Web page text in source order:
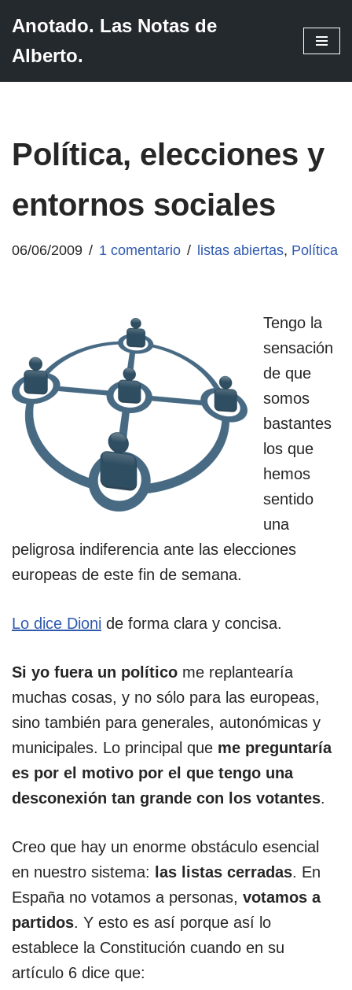
Saltar
Anotado. Las Notas de
Alberto.
Política, elecciones y
entornos sociales
06/06/2009 1 comentario listas abiertas, Política
Tengo la
sensación
de que
somos
bastantes
los que
hemos
sentido
una
peligrosa indiferencia ante las elecciones
europeas de este fin de semana.
Lo dice Dioni de forma clara y concisa.
Si yo fuera un político me replantearía
muchas cosas, y no sólo para las europeas,
sino también para generales, autonómicas y
municipales. Lo principal que me preguntaría
es por el motivo por el que tengo una
desconexión tan grande con los votantes.
Creo que hay un enorme obstáculo esencial
en nuestro sistema:
las listas cerradas. En
España no votamos a personas, votamos a
partidos. Y esto es así porque así lo
establece la Constitución cuando en su
artículo 6 dice que: